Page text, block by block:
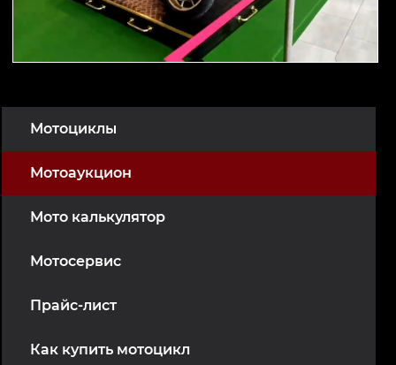
Мотоциклы
Мотоаукцион
Мото калькулятор
Мотосервис
Прайс-лист
Как купить мотоцикл